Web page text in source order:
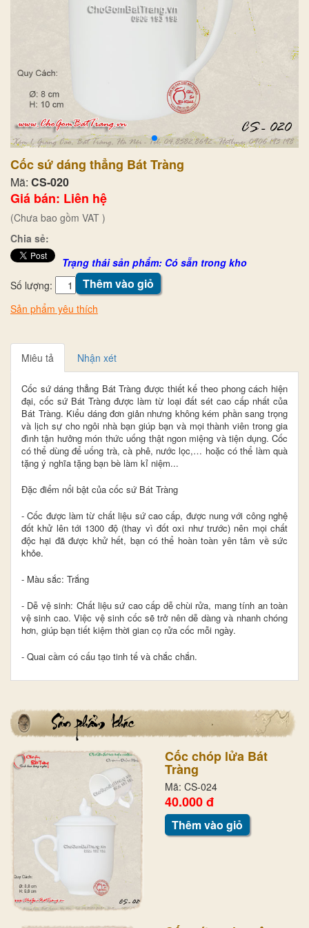
Cốc sứ dáng thẳng Bát Tràng
Mã: CS-020
Giá bán: Liên hệ
(Chưa bao gồm VAT )
Chia sẻ:
Trạng thái sản phẩm: Có sẵn trong kho
Số lượng:
Thêm vào giỏ
Sản phẩm yêu thích
Miêu tả Nhận xét
Cốc sứ dáng thẳng Bát Tràng được thiết kế theo phong cách hiện
đại, cốc sứ Bát Tràng được làm từ loại đất sét cao cấp nhất của
Bát Tràng. Kiểu dáng đơn giản nhưng không kém phần sang trọng
và lịch sự cho ngôi nhà bạn giúp bạn và mọi thành viên trong gia
đình tận hưởng món thức uống thật ngon miệng và tiện dụng. Cốc
có thể dùng để uống trà, cà phê, nước lọc,… hoặc có thể làm quà
tặng ý nghĩa tặng bạn bè làm kỉ niệm...
Đặc điểm nổi bật của cốc sứ Bát Tràng
- Cốc được làm từ chất liệu sứ cao cấp, được nung với công nghệ
đốt khử lên tới 1300 độ (thay vì đốt oxi như trước) nên mọi chất
độc hại đã được khử hết, bạn có thể hoàn toàn yên tâm về sức
khỏe.
- Màu sắc: Trắng
- Dễ vệ sinh: Chất liệu sứ cao cấp dễ chùi rửa, mang tính an toàn
vệ sinh cao. Việc vệ sinh cốc sẽ trở nên dễ dàng và nhanh chóng
hơn, giúp bạn tiết kiệm thời gian cọ rửa cốc mỗi ngày.
- Quai cầm có cấu tạo tinh tế và chắc chắn.
Cốc chóp lửa Bát
Tràng
Mã: CS-024
40.000 đ
Thêm vào giỏ